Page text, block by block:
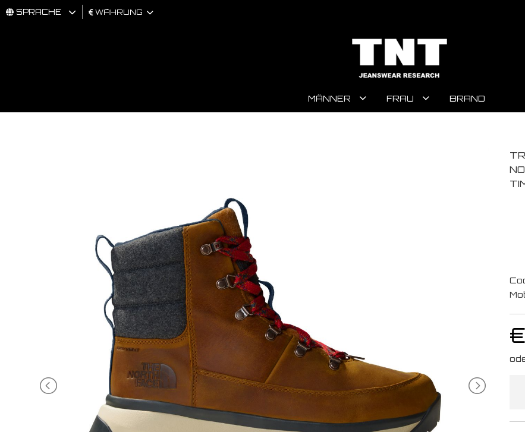
SPRACHE WÄHRUNG
MÄNNER FRAU BRAND